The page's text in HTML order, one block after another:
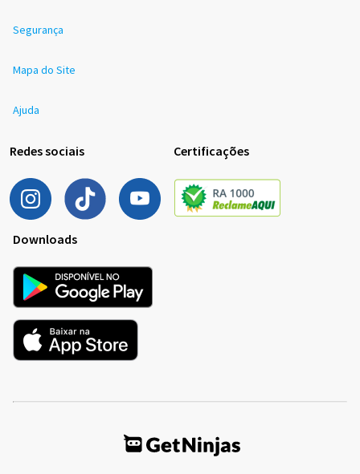
Segurança
Mapa do Site
Ajuda
Redes sociais Certificações
Downloads